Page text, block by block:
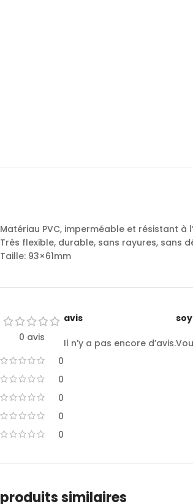
Matériau PVC, imperméable et résistant à
Très flexible, durable, sans rayures, sans
Taille: 93×61mm
0 avis
0
0
0
0
0
avis
Il n’y a pas encore d’avis.
produits similaires